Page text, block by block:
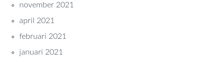
november 2021
april 2021
februari 2021
januari 2021